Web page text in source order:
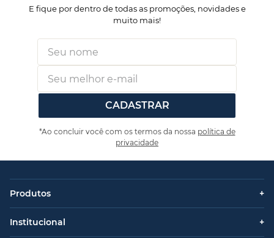
E fique por dentro de todas as promoções, novidades e
muito mais!
CADASTRAR
*Ao concluir você com os termos da nossa política de
privacidade
Produtos +
Institucional +